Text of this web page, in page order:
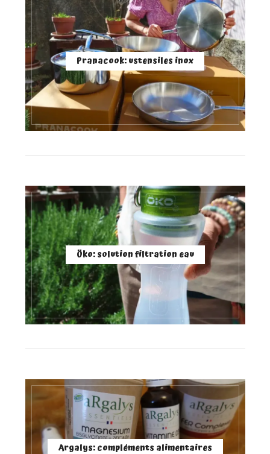
Pranacook: ustensiles inox
Öko: solution filtration eau
Argalys: compléments alimentaires